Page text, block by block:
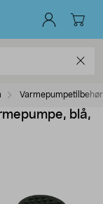
Varmepumpetilbehør
blå,